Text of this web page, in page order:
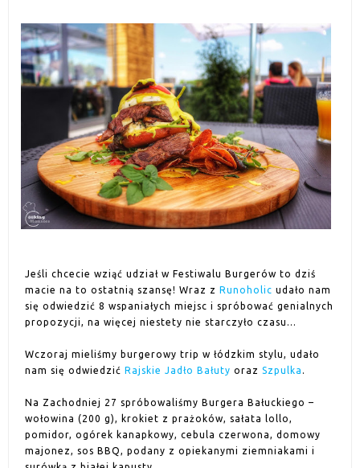
Jeśli chcecie wziąć udział w Festiwalu Burgerów to dziś
macie na to ostatnią szansę! Wraz z
Runoholic udało nam
się odwiedzić 8 wspaniałych miejsc i spróbować genialnych
propozycji, na więcej niestety nie starczyło czasu...
Wczoraj mieliśmy burgerowy trip w łódzkim stylu, udało
nam się odwiedzić
Rajskie Jadło Bałuty oraz Szpulka .
Na Zachodniej 27 spróbowaliśmy Burgera Bałuckiego –
wołowina (200 g), krokiet z prażoków, sałata lollo,
pomidor, ogórek kanapkowy, cebula czerwona, domowy
majonez, sos BBQ, podany z opiekanymi ziemniakami i